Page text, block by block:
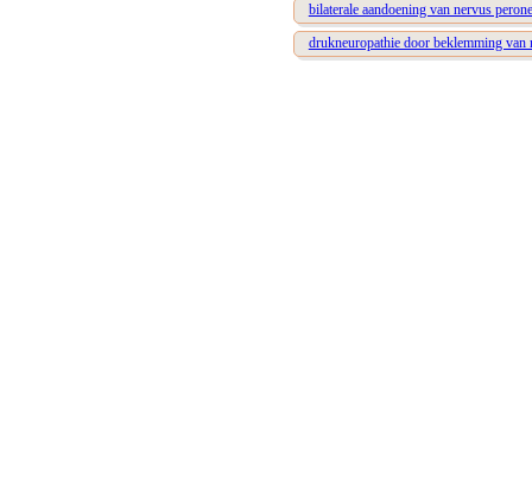
bilaterale aandoening van nervus
drukneuropathie door beklemming van